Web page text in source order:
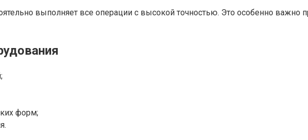
выполняет все операции с высокой точностью. Это особенно важно
форм;